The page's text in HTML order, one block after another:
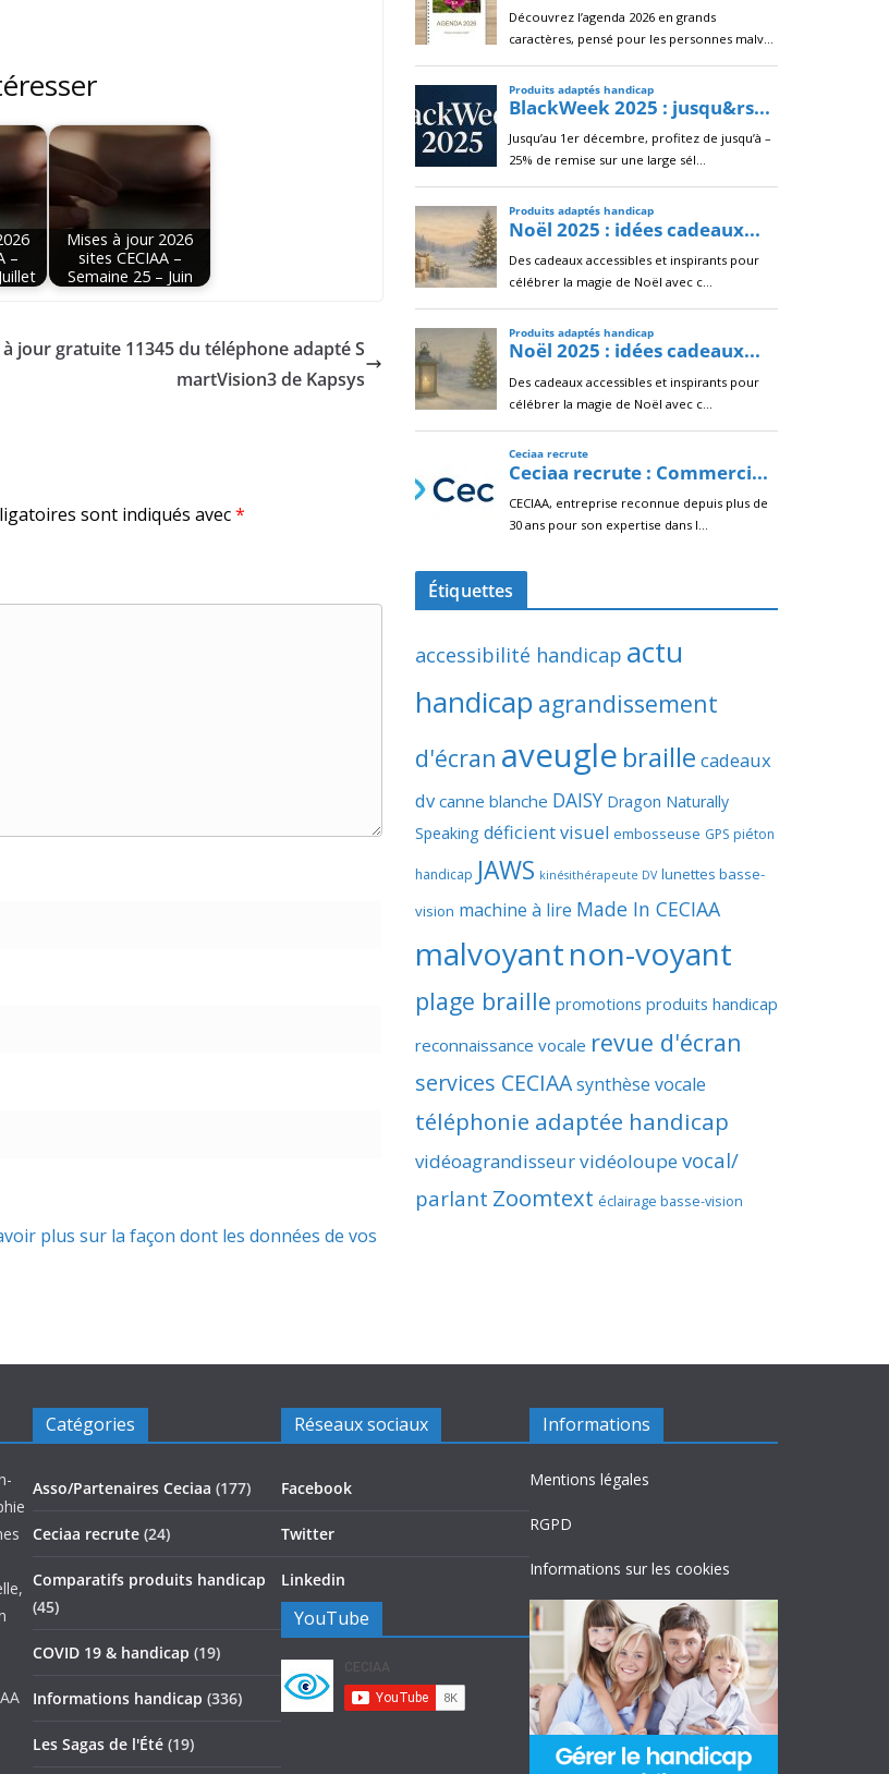
–
Mises à jour 2026
sites CECIAA –
Semaine 25 – Juin
jour gratuite 11345 du téléphone adapté S
martVision3 de Kapsys
sont indiqués avec*
plus sur la façon dont les données de vos
e
s
Étiquettes
accessibilité handicap actu
handicap agrandissement
d'écran aveugle braille cadeaux
dv canne blanche DAISY Dragon Naturally
Speaking déficient visuel embosseuse GPS piéton
handicap JAWS kinésithérapeute DV lunettes basse-
vision machine à lire Made In CECIAA
malvoyantnon-voyant
plage braille promotions produits handicap
reconnaissance vocale revue d'écran
services CECIAAsynthèse vocale
téléphonie adaptée handicap
vidéoagrandisseurvidéoloupevocal/
parlant Zoomtext éclairage basse-vision
Catégories
Asso/Partenaires Ceciaa (177)
Ceciaa recrute (24)
Comparatifs produits handicap
(45)
COVID 19 & handicap (19)
Informations handicap (336)
Les Sagas de l'Été (19)
Réseaux sociaux
Facebook
Twitter
Linkedin
YouTube
Informations
Mentions légales
RGPD
Informations sur les cookies